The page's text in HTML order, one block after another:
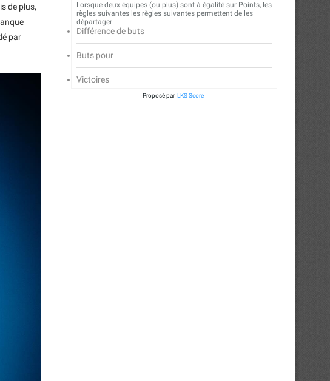
de plus,
par
Lorsque deux équipes (ou plus) sont à égalité sur Points, les
règles suivantes les règles suivantes permettent de les
départager :
Différence de buts
Buts pour
Victoires
Proposé par LKS Score